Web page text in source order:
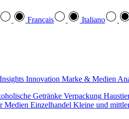
Français Italiano
Innovation Marke & Medien
Getränke Verpackung
Medien Einzelhandel Kleine und